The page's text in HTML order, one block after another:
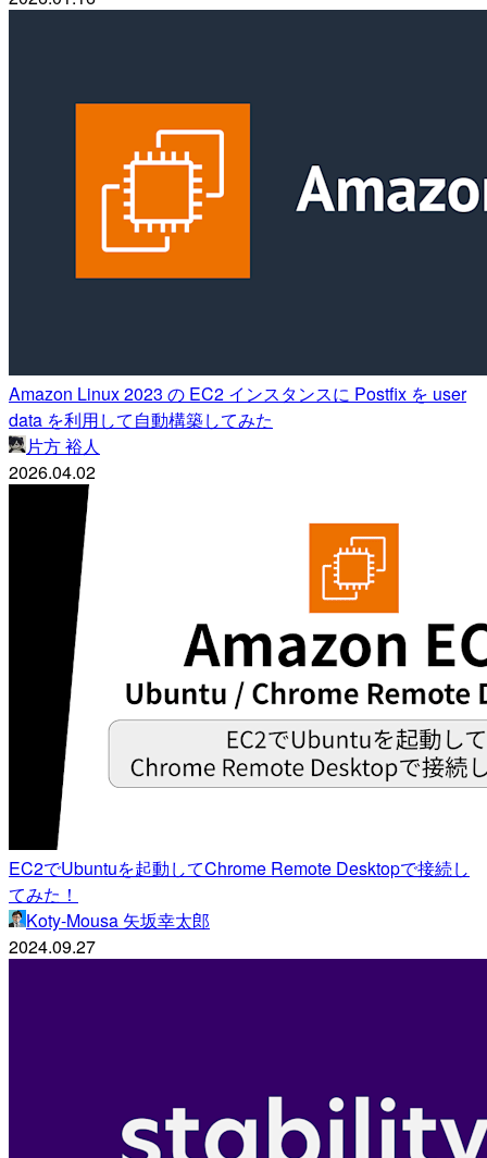
Amazon Linux 2023 の EC2 インスタンスに Postfix を user
data を利用して自動構築してみた
片方 裕人
2026.04.02
EC2でUbuntuを起動してChrome Remote Desktopで接続し
てみた！
Koty-Mousa 矢坂幸太郎
2024.09.27